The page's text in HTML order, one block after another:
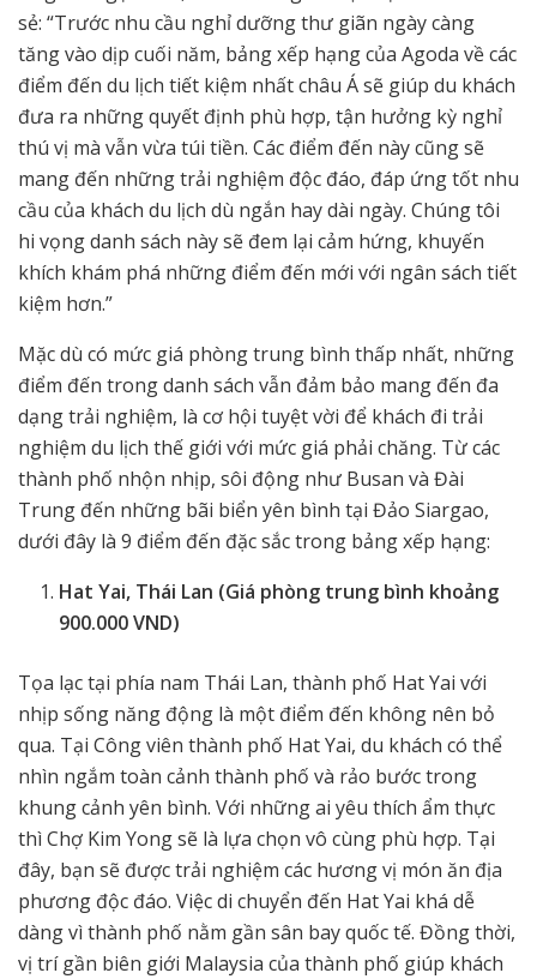
sẻ: “Trước nhu cầu nghỉ dưỡng thư giãn ngày càng
tăng vào dịp cuối năm, bảng xếp hạng của Agoda về các
điểm đến du lịch tiết kiệm nhất châu Á sẽ giúp du khách
đưa ra những quyết định phù hợp, tận hưởng kỳ nghỉ
thú vị mà vẫn vừa túi tiền. Các điểm đến này cũng sẽ
mang đến những trải nghiệm độc đáo, đáp ứng tốt nhu
cầu của khách du lịch dù ngắn hay dài ngày. Chúng tôi
hi vọng danh sách này sẽ đem lại cảm hứng, khuyến
khích khám phá những điểm đến mới với ngân sách tiết
kiệm hơn.”
Mặc dù có mức giá phòng trung bình thấp nhất, những
điểm đến trong danh sách vẫn đảm bảo mang đến đa
dạng trải nghiệm, là cơ hội tuyệt vời để khách đi trải
nghiệm du lịch thế giới với mức giá phải chăng. Từ các
thành phố nhộn nhịp, sôi động như Busan và Đài
Trung đến những bãi biển yên bình tại Đảo Siargao,
dưới đây là 9 điểm đến đặc sắc trong bảng xếp hạng:
Hat Yai, Thái Lan (Giá phòng trung bình khoảng
900.000 VND)
Tọa lạc tại phía nam Thái Lan, thành phố Hat Yai với
nhịp sống năng động là một điểm đến không nên bỏ
qua. Tại Công viên thành phố Hat Yai, du khách có thể
nhìn ngắm toàn cảnh thành phố và rảo bước trong
khung cảnh yên bình. Với những ai yêu thích ẩm thực
thì Chợ Kim Yong sẽ là lựa chọn vô cùng phù hợp. Tại
đây, bạn sẽ được trải nghiệm các hương vị món ăn địa
phương độc đáo. Việc di chuyển đến Hat Yai khá dễ
dàng vì thành phố nằm gần sân bay quốc tế. Đồng thời,
vị trí gần biên giới Malaysia của thành phố giúp khách